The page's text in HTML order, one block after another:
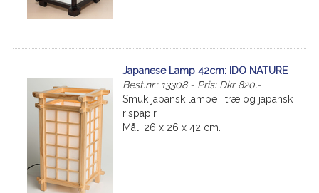
Japanese Lamp 42cm: IDO NATURE
Best.nr.: 13308 - Pris: Dkr 820,-
Smuk japansk lampe i træ og japansk
rispapir.
Mål: 26 x 26 x 42 cm.